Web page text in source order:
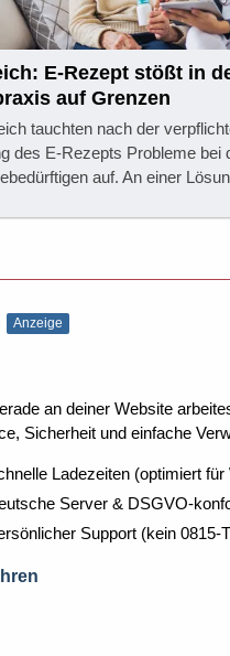
E-Rezept stößt in
auf Grenzen
tauchten nach der
des E-Rezepts​ Probleme bei
auf. An einer
Anzeige
an deiner Website
Sicherheit und einfache
Ladezeiten (optimiert
Server & DSGVO-
Support (kein 0815-